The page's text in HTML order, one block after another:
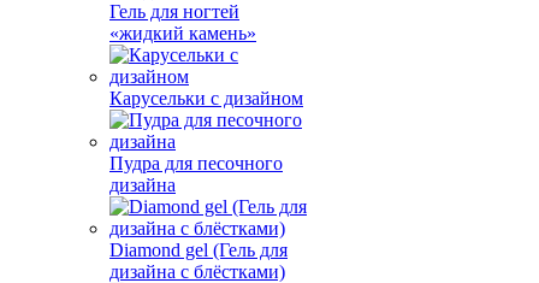
Гель для ногтей
«жидкий камень»
Карусельки с дизайном
Пудра для песочного
дизайна
Diamond gel (Гель для
дизайна с блёстками)